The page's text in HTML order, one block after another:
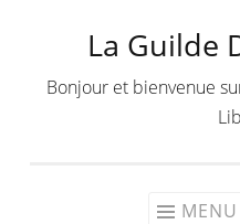
contenu
La Guilde
Bonjour et bienvenue